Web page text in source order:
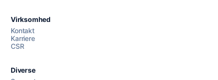
AI Campaign Assist
Virksomhed
Kontakt
Karriere
CSR
Diverse